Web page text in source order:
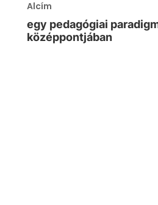
Alcím
egy pedagógiai
középpontjában